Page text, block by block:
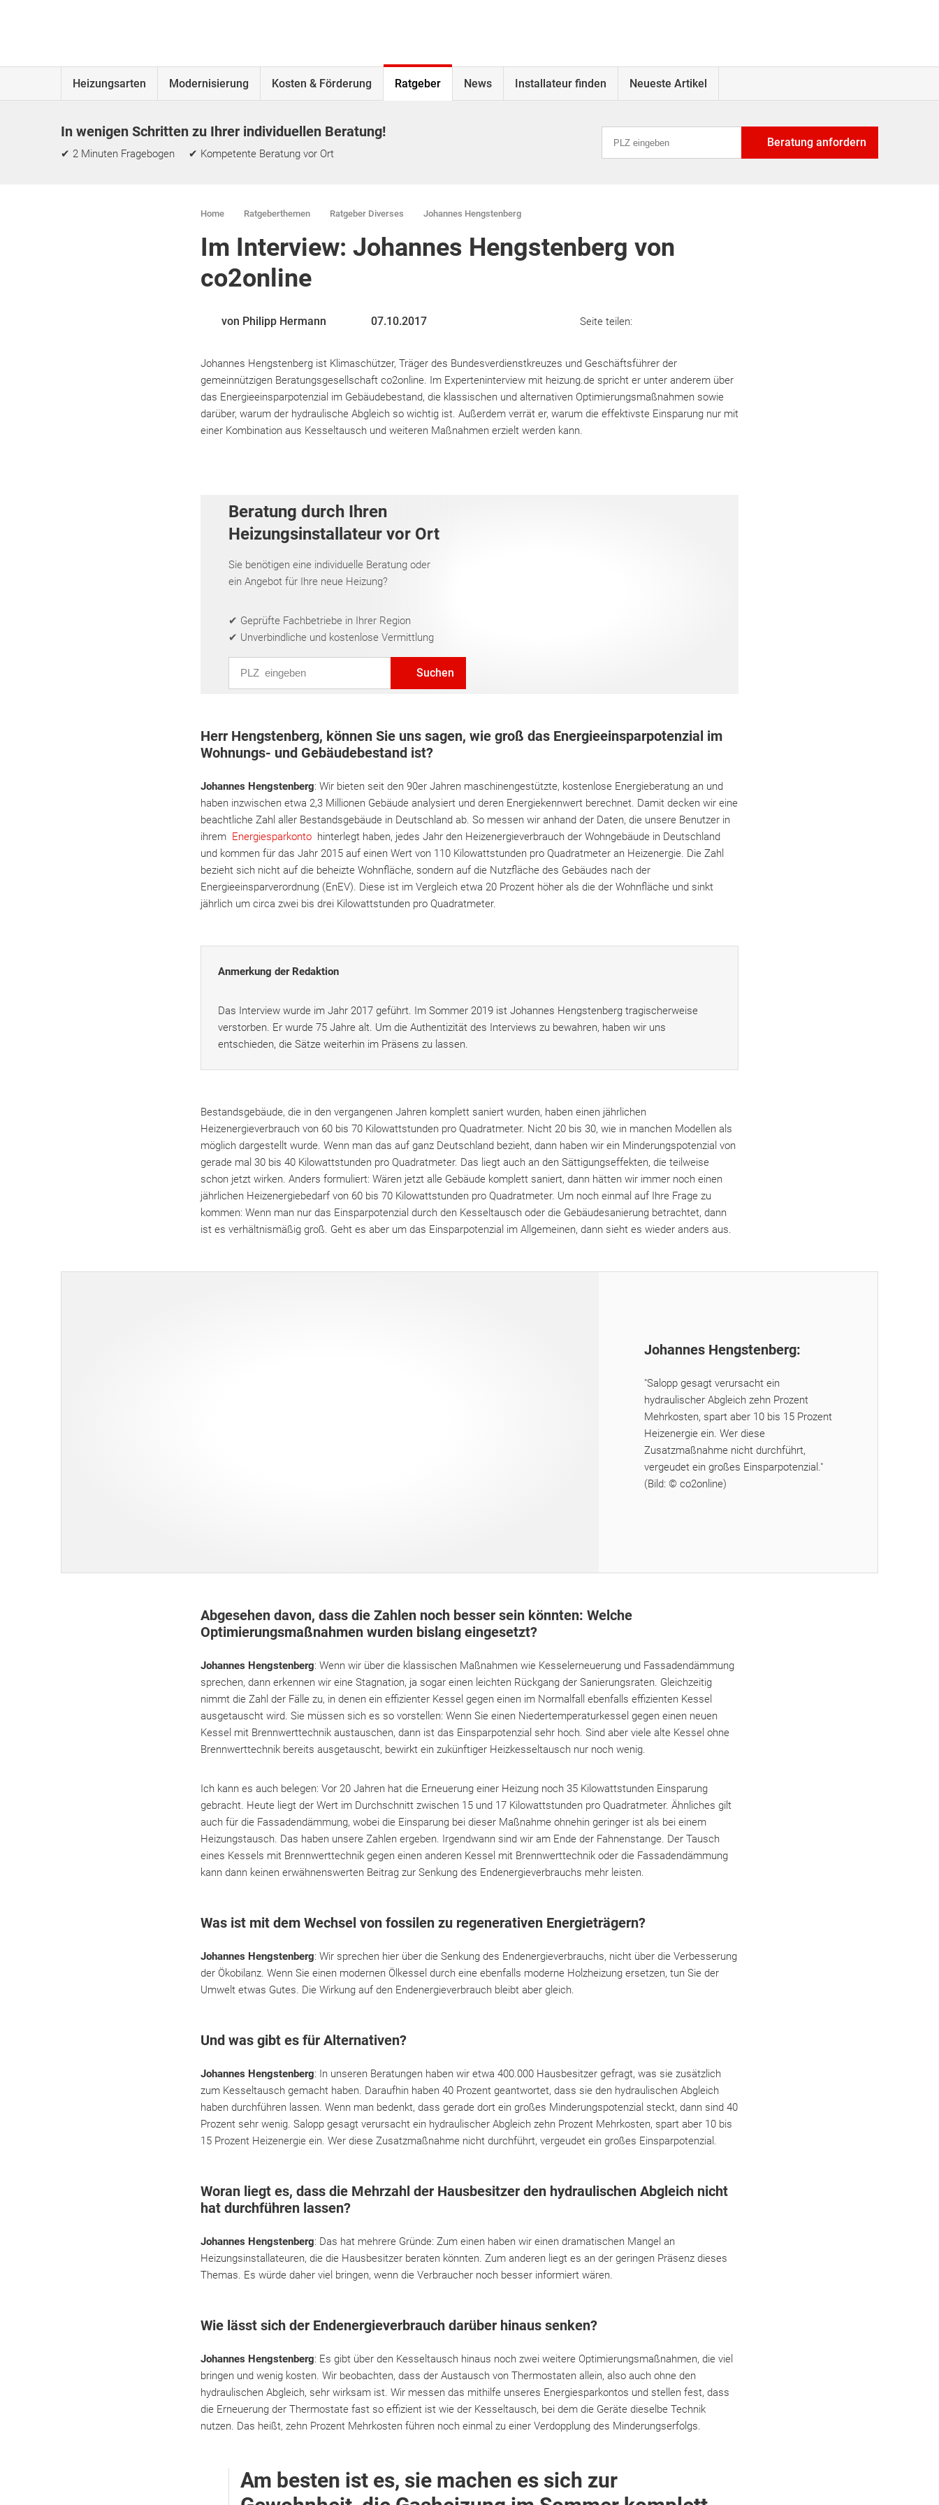
Heizungsarten Modernisierung Kosten & Förderung Ratgeber News Installateur finden Neueste Artikel
In wenigen Schritten zu Ihrer individuellen Beratung!
✔ 2 Minuten Fragebogen ✔ Kompetente Beratung vor Ort
Beratung anfordern
Home Ratgeberthemen Ratgeber Diverses Johannes Hengstenberg
Im Interview: Johannes Hengstenberg von
co2online
von Philipp Hermann 07.10.2017 Seite teilen:
Johannes Hengstenberg ist Klimaschützer, Träger des Bundesverdienstkreuzes und Geschäftsführer der
gemeinnützigen Beratungsgesellschaft co2online. Im Experteninterview mit heizung.de spricht er unter anderem über
das Energieeinsparpotenzial im Gebäudebestand, die klassischen und alternativen Optimierungsmaßnahmen sowie
darüber, warum der hydraulische Abgleich so wichtig ist. Außerdem verrät er, warum die effektivste Einsparung nur mit
einer Kombination aus Kesseltausch und weiteren Maßnahmen erzielt werden kann.
Beratung durch Ihren
Heizungsinstallateur vor Ort
Sie benötigen eine individuelle Beratung oder
ein Angebot für Ihre neue Heizung?
✔ Geprüfte Fachbetriebe in Ihrer Region
✔ Unverbindliche und kostenlose Vermittlung
Suchen
Herr Hengstenberg, können Sie uns sagen, wie groß das Energieeinsparpotenzial im
Wohnungs- und Gebäudebestand ist?
Johannes Hengstenberg: Wir bieten seit den 90er Jahren maschinengestützte, kostenlose Energieberatung an und
haben inzwischen etwa 2,3 Millionen Gebäude analysiert und deren Energiekennwert berechnet. Damit decken wir eine
beachtliche Zahl aller Bestandsgebäude in Deutschland ab. So messen wir anhand der Daten, die unsere Benutzer in
ihrem Energiesparkonto hinterlegt haben, jedes Jahr den Heizenergieverbrauch der Wohngebäude in Deutschland
und kommen für das Jahr 2015 auf einen Wert von 110 Kilowattstunden pro Quadratmeter an Heizenergie. Die Zahl
bezieht sich nicht auf die beheizte Wohnfläche, sondern auf die Nutzfläche des Gebäudes nach der
Energieeinsparverordnung (EnEV). Diese ist im Vergleich etwa 20 Prozent höher als die der Wohnfläche und sinkt
jährlich um circa zwei bis drei Kilowattstunden pro Quadratmeter.
Anmerkung der Redaktion
Das Interview wurde im Jahr 2017 geführt. Im Sommer 2019 ist Johannes Hengstenberg tragischerweise
verstorben. Er wurde 75 Jahre alt. Um die Authentizität des Interviews zu bewahren, haben wir uns
entschieden, die Sätze weiterhin im Präsens zu lassen.
Bestandsgebäude, die in den vergangenen Jahren komplett saniert wurden, haben einen jährlichen
Heizenergieverbrauch von 60 bis 70 Kilowattstunden pro Quadratmeter. Nicht 20 bis 30, wie in manchen Modellen als
möglich dargestellt wurde. Wenn man das auf ganz Deutschland bezieht, dann haben wir ein Minderungspotenzial von
gerade mal 30 bis 40 Kilowattstunden pro Quadratmeter. Das liegt auch an den Sättigungseffekten, die teilweise
schon jetzt wirken. Anders formuliert: Wären jetzt alle Gebäude komplett saniert, dann hätten wir immer noch einen
jährlichen Heizenergiebedarf von 60 bis 70 Kilowattstunden pro Quadratmeter. Um noch einmal auf Ihre Frage zu
kommen: Wenn man nur das Einsparpotenzial durch den Kesseltausch oder die Gebäudesanierung betrachtet, dann
ist es verhältnismäßig groß. Geht es aber um das Einsparpotenzial im Allgemeinen, dann sieht es wieder anders aus.
Johannes Hengstenberg:
"Salopp gesagt verursacht ein
hydraulischer Abgleich zehn Prozent
Mehrkosten, spart aber 10 bis 15 Prozent
Heizenergie ein. Wer diese
Zusatzmaßnahme nicht durchführt,
vergeudet ein großes Einsparpotenzial."
(Bild: © co2online)
Abgesehen davon, dass die Zahlen noch besser sein könnten: Welche
Optimierungsmaßnahmen wurden bislang eingesetzt?
Johannes Hengstenberg: Wenn wir über die klassischen Maßnahmen wie Kesselerneuerung und Fassadendämmung
sprechen, dann erkennen wir eine Stagnation, ja sogar einen leichten Rückgang der Sanierungsraten. Gleichzeitig
nimmt die Zahl der Fälle zu, in denen ein effizienter Kessel gegen einen im Normalfall ebenfalls effizienten Kessel
ausgetauscht wird. Sie müssen sich es so vorstellen: Wenn Sie einen Niedertemperaturkessel gegen einen neuen
Kessel mit Brennwerttechnik austauschen, dann ist das Einsparpotenzial sehr hoch. Sind aber viele alte Kessel ohne
Brennwerttechnik bereits ausgetauscht, bewirkt ein zukünftiger Heizkesseltausch nur noch wenig.
Ich kann es auch belegen: Vor 20 Jahren hat die Erneuerung einer Heizung noch 35 Kilowattstunden Einsparung
gebracht. Heute liegt der Wert im Durchschnitt zwischen 15 und 17 Kilowattstunden pro Quadratmeter. Ähnliches gilt
auch für die Fassadendämmung, wobei die Einsparung bei dieser Maßnahme ohnehin geringer ist als bei einem
Heizungstausch. Das haben unsere Zahlen ergeben. Irgendwann sind wir am Ende der Fahnenstange. Der Tausch
eines Kessels mit Brennwerttechnik gegen einen anderen Kessel mit Brennwerttechnik oder die Fassadendämmung
kann dann keinen erwähnenswerten Beitrag zur Senkung des Endenergieverbrauchs mehr leisten.
Was ist mit dem Wechsel von fossilen zu regenerativen Energieträgern?
Johannes Hengstenberg: Wir sprechen hier über die Senkung des Endenergieverbrauchs, nicht über die Verbesserung
der Ökobilanz. Wenn Sie einen modernen Ölkessel durch eine ebenfalls moderne Holzheizung ersetzen, tun Sie der
Umwelt etwas Gutes. Die Wirkung auf den Endenergieverbrauch bleibt aber gleich.
Und was gibt es für Alternativen?
Johannes Hengstenberg: In unseren Beratungen haben wir etwa 400.000 Hausbesitzer gefragt, was sie zusätzlich
zum Kesseltausch gemacht haben. Daraufhin haben 40 Prozent geantwortet, dass sie den hydraulischen Abgleich
haben durchführen lassen. Wenn man bedenkt, dass gerade dort ein großes Minderungspotenzial steckt, dann sind 40
Prozent sehr wenig. Salopp gesagt verursacht ein hydraulischer Abgleich zehn Prozent Mehrkosten, spart aber 10 bis
15 Prozent Heizenergie ein. Wer diese Zusatzmaßnahme nicht durchführt, vergeudet ein großes Einsparpotenzial.
Woran liegt es, dass die Mehrzahl der Hausbesitzer den hydraulischen Abgleich nicht
hat durchführen lassen?
Johannes Hengstenberg: Das hat mehrere Gründe: Zum einen haben wir einen dramatischen Mangel an
Heizungsinstallateuren, die die Hausbesitzer beraten könnten. Zum anderen liegt es an der geringen Präsenz dieses
Themas. Es würde daher viel bringen, wenn die Verbraucher noch besser informiert wären.
Wie lässt sich der Endenergieverbrauch darüber hinaus senken?
Johannes Hengstenberg: Es gibt über den Kesseltausch hinaus noch zwei weitere Optimierungsmaßnahmen, die viel
bringen und wenig kosten. Wir beobachten, dass der Austausch von Thermostaten allein, also auch ohne den
hydraulischen Abgleich, sehr wirksam ist. Wir messen das mithilfe unseres Energiesparkontos und stellen fest, dass
die Erneuerung der Thermostate fast so effizient ist wie der Kesseltausch, bei dem die Geräte dieselbe Technik
nutzen. Das heißt, zehn Prozent Mehrkosten führen noch einmal zu einer Verdopplung des Minderungserfolgs.
Am besten ist es, sie machen es sich zur